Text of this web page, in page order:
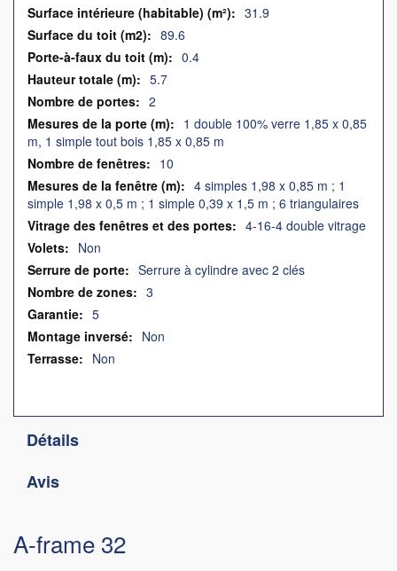
A-frame 32
31.9
89.6
0.4
5.7
2
1 double 100% verre 1,85 x 0,85
m, 1 simple tout bois 1,85 x 0,85 m
10
4 simples 1,98 x 0,85 m ; 1
simple 1,98 x 0,5 m ; 1 simple 0,39 x 1,5 m ; 6 triangulaires
4-16-4 double vitrage
Non
Serrure à cylindre avec 2 clés
3
5
Non
Non
Détails
Avis